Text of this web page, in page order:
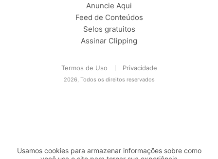
Anuncie Aqui
Feed de Conteúdos
Selos gratuitos
Assinar Clipping
Termos de Uso Privacidade
2026, Todos os direitos reservados
Usamos cookies para armazenar informações sobre como